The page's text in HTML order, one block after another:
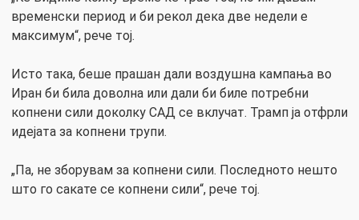
временски период и би рекол дека две недели е
максимум“, рече тој.
Исто така, беше прашан дали воздушна кампања во
Иран би била доволна или дали би биле потребни
копнени сили доколку САД се вклучат. Трамп ја отфрли
идејата за копнени трупи.
„Па, не зборувам за копнени сили. Последното нешто
што го сакате се копнени сили“, рече тој.